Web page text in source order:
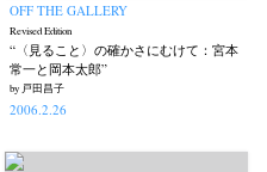
OFF THE GALLERY
Revised Edition
“〈見ること〉の確かさにむけて：宮本
常一と岡本太郎”
by 戸田昌子
2006.2.26